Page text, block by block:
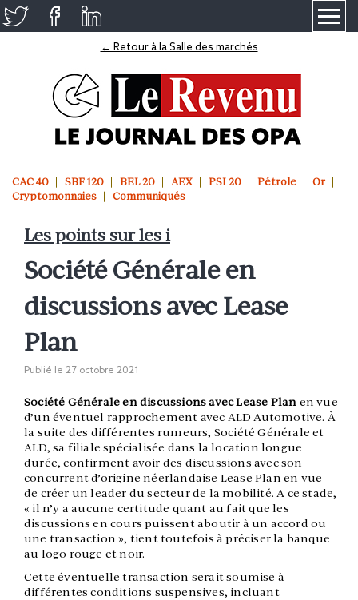
← Retour à la Salle des marchés
CAC 40 SBF 120 BEL 20 AEX PSI 20 Pétrole
Or
Cryptomonnaies
Communiqués
Les points sur les i
Société Générale en
discussions avec Lease
Plan
Publié le 27 octobre 2021
Société Générale en discussions avec Lease Plan en vue
d’un éventuel rapprochement avec ALD Automotive. À
la suite des différentes rumeurs, Société Générale et
ALD, sa filiale spécialisée dans la location longue
durée, confirment avoir des discussions avec son
concurrent d’origine néerlandaise Lease Plan en vue
de créer un leader du secteur de la mobilité. A ce stade,
« il n’y a aucune certitude quant au fait que les
discussions en cours puissent aboutir à un accord ou
une transaction », tient toutefois à préciser la banque
au logo rouge et noir.
Cette éventuelle transaction serait soumise à
différentes conditions suspensives, incluant